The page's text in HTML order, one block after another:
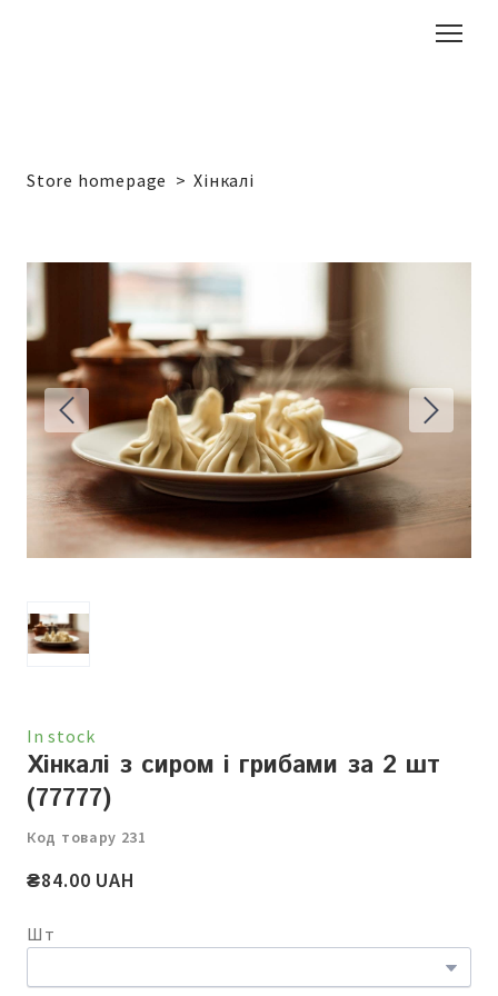
Store homepage Хінкалі
In stock
Хінкалі з сиром і грибами за 2 шт
(77777)
Код товару 231
₴84.00 UAH
Шт